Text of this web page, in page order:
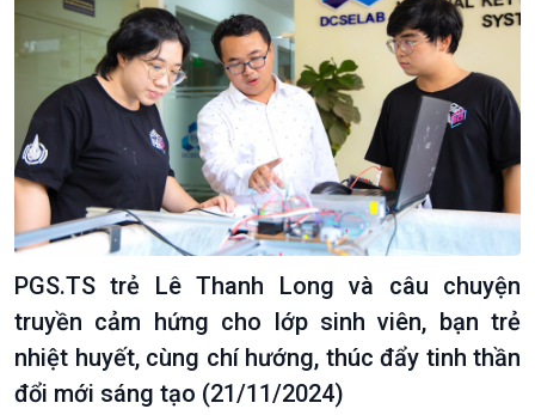
PGS.TS trẻ Lê Thanh Long và câu chuyện
truyền cảm hứng cho lớp sinh viên, bạn trẻ
nhiệt huyết, cùng chí hướng, thúc đẩy tinh thần
đổi mới sáng tạo (21/11/2024)